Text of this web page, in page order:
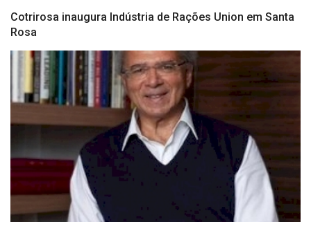
Cotrirosa inaugura Indústria de Rações Union em Santa
Rosa